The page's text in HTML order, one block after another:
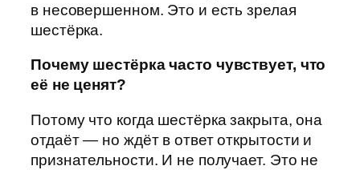
в несовершенном. Это и есть зрелая
шестёрка.
Почему шестёрка часто чувствует, что
её не ценят?
Потому что когда шестёрка закрыта, она
отдаёт — но ждёт в ответ открытости и
признательности. И не получает. Это не